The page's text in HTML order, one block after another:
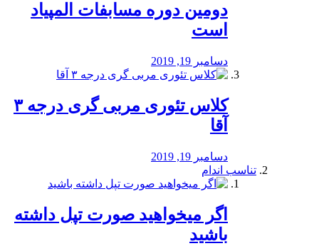
دومین دوره مسابفات المپیاد
است
دسامبر 19, 2019
کلاس تئوری مربی گری درجه ۳
آقا
دسامبر 19, 2019
تناسب اندام
اگر میخواهید صورت تپل داشته
باشید